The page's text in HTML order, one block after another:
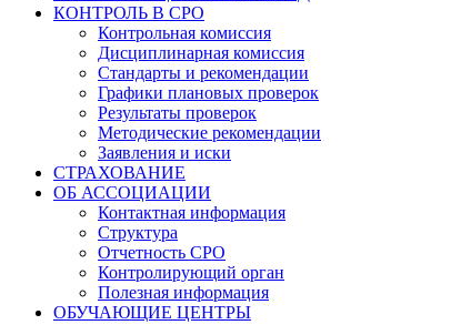
КОНТРОЛЬ В СРО
Контрольная комиссия
Дисциплинарная комиссия
Стандарты и рекомендации
Графики плановых проверок
Результаты проверок
Методические рекомендации
Заявления и иски
СТРАХОВАНИЕ
ОБ АССОЦИАЦИИ
Контактная информация
Структура
Отчетность СРО
Контролирующий орган
Полезная информация
ОБУЧАЮЩИЕ ЦЕНТРЫ